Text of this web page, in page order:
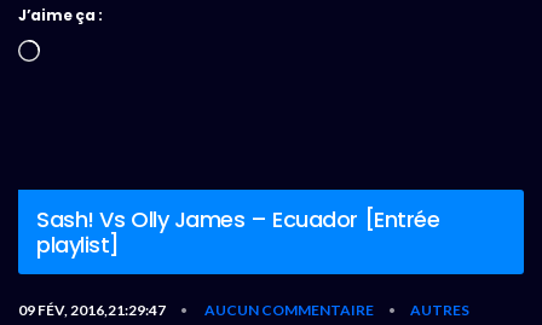
J’aime ça :
Chargement…
Sash! Vs Olly James – Ecuador [Entrée
playlist]
09 FÉV, 2016,21:29:47 • AUCUN COMMENTAIRE • AUTRES